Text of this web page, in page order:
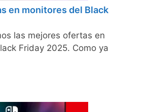
en monitores del Black
las mejores ofertas en
Friday 2025. Como ya